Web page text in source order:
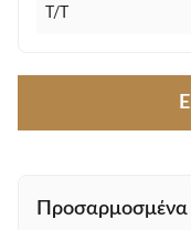
T/T
Προσαρμοσμένα